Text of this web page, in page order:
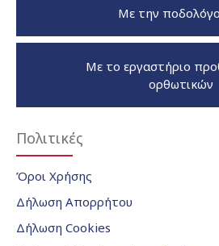
Με την
Με το εργαστήριο
ορθωτικών
Πολιτικές
Όροι Χρήσης
Δήλωση Απορρήτου
Δήλωση Cookies